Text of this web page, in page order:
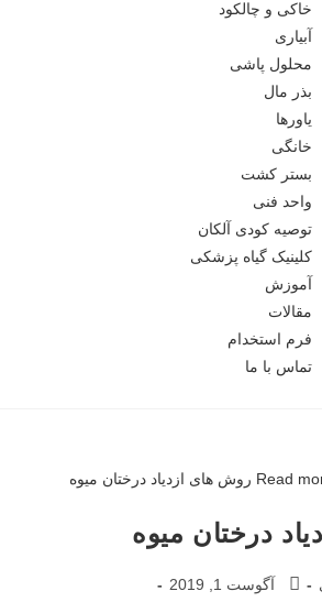
خاکی و چالکود
آبیاری
محلول پاشی
بذر مال
یاورها
خانگی
بستر کشت
واحد فنی
توصیه کودی آلکان
کلینیک گیاه پزشکی
آموزش
مقالات
فرم استخدام
تماس با ما
درختان میوه
آگوست 1, 2019